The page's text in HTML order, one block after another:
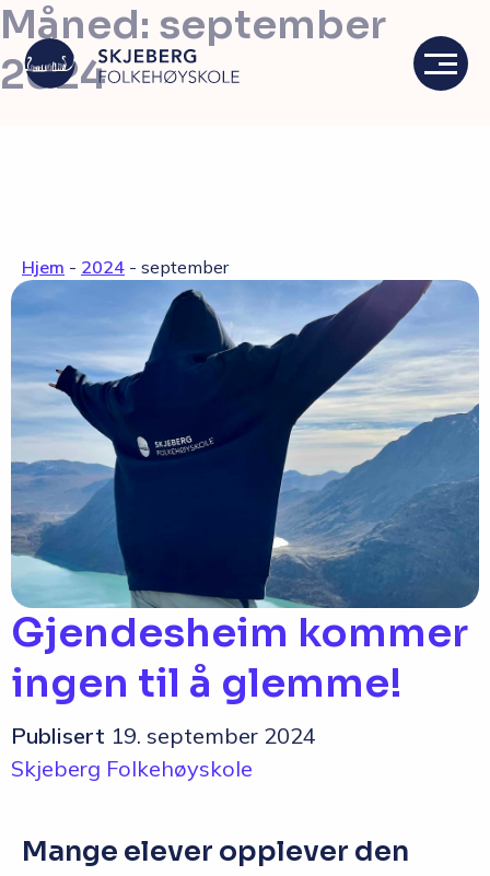
Skolen
Kontakt
Valgfag
Siste nytt
Q&A
Opptakskrav og priser
English
Søk i dag
Måned: september
2024
Hjem - 2024 - september
Gjendesheim kommer
ingen til å glemme!
Publisert 19. september 2024
Skjeberg Folkehøyskole
Mange elever opplever den